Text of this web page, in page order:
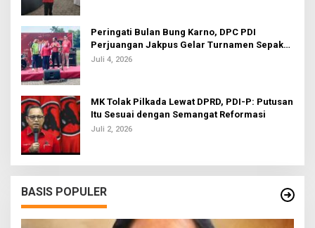
Peringati Bulan Bung Karno, DPC PDI
Perjuangan Jakpus Gelar Turnamen Sepak
Bola U-20
Juli 4, 2026
MK Tolak Pilkada Lewat DPRD, PDI-P: Putusan
Itu Sesuai dengan Semangat Reformasi
Juli 2, 2026
BASIS POPULER